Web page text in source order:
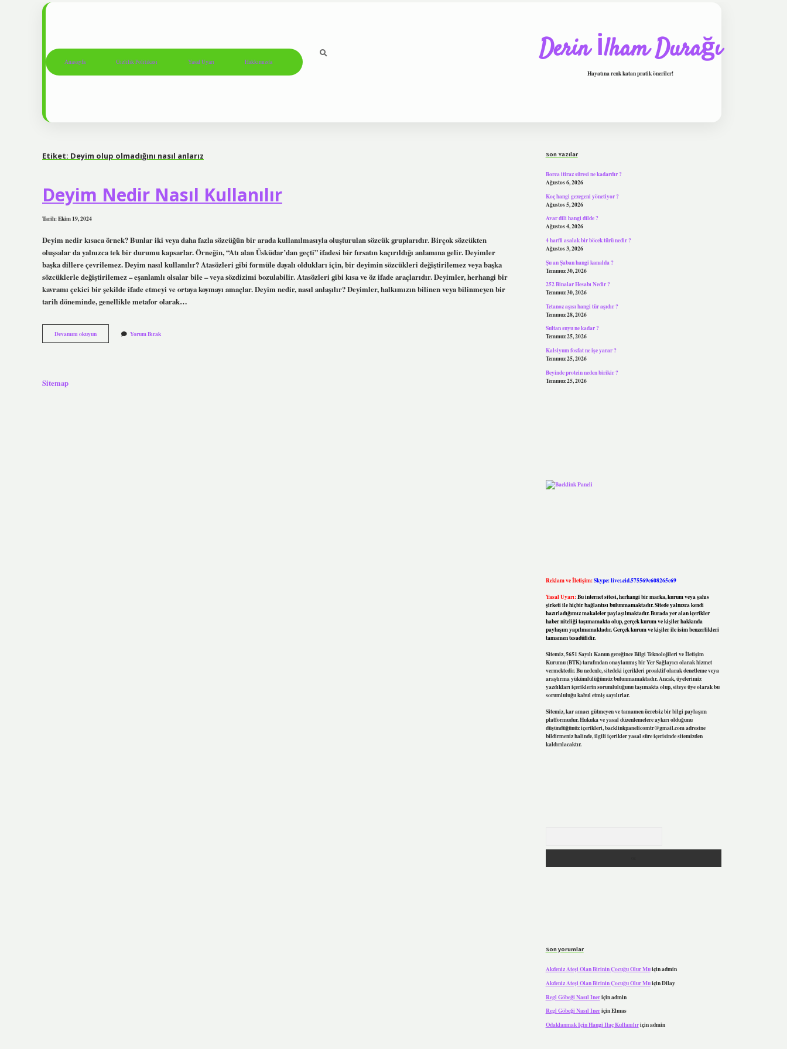
Anasayfa Gizlilik Politikası Yasal Uyarı Hakkımızda Derin İlham Durağı
Hayatına renk katan pratik öneriler!
Etiket: Deyim olup olmadığını nasıl anlarız
Deyim Nedir Nasıl Kullanılır
Tarih: Ekim 19, 2024
Deyim nedir kısaca örnek? Bunlar iki veya daha fazla sözcüğün bir arada kullanılmasıyla oluşturulan sözcük gruplarıdır. Birçok sözcükten
oluşsalar da yalnızca tek bir durumu kapsarlar. Örneğin, “Atı alan Üsküdar’dan geçti” ifadesi bir fırsatın kaçırıldığı anlamına gelir. Deyimler
başka dillere çevrilemez. Deyim nasıl kullanılır? Atasözleri gibi formüle dayalı oldukları için, bir deyimin sözcükleri değiştirilemez veya başka
sözcüklerle değiştirilemez – eşanlamlı olsalar bile – veya sözdizimi bozulabilir. Atasözleri gibi kısa ve öz ifade araçlarıdır. Deyimler, herhangi bir
kavramı çekici bir şekilde ifade etmeyi ve ortaya koymayı amaçlar. Deyim nedir, nasıl anlaşılır? Deyimler, halkımızın bilinen veya bilinmeyen bir
tarih döneminde, genellikle metafor olarak…
Devamını okuyunDeyim
Nedir
Yorum Bırak
Sitemap
Son Yazılar
Borca itiraz süresi ne kadardır ?
Ağustos 6, 2026
Koç hangi gezegeni yönetiyor ?
Ağustos 5, 2026
Avar dili hangi dilde ?
Ağustos 4, 2026
4 harfli asalak bir böcek türü nedir ?
Ağustos 3, 2026
Şu an Şaban hangi kanalda ?
Temmuz 30, 2026
252 Binalar Hesabı Nedir ?
Temmuz 30, 2026
Tetanoz aşısı hangi tür aşıdır ?
Temmuz 28, 2026
Sultan suyu ne kadar ?
Temmuz 25, 2026
Kalsiyum fosfat ne işe yarar ?
Temmuz 25, 2026
Beyinde protein neden birikir ?
Temmuz 25, 2026
Reklam ve İletişim:Skype: live:.cid.575569c608265c69
Yasal Uyarı:Bu internet sitesi, herhangi bir marka, kurum veya şahıs
şirketi ile hiçbir bağlantısı bulunmamaktadır. Sitede yalnızca kendi
hazırladığımız makaleler paylaşılmaktadır. Burada yer alan içerikler
haber niteliği taşımamakta olup, gerçek kurum ve kişiler hakkında
paylaşım yapılmamaktadır. Gerçek kurum ve kişiler ile isim benzerlikleri
tamamen tesadüfidir.
Sitemiz, 5651 Sayılı Kanun gereğince Bilgi Teknolojileri ve İletişim
Kurumu (BTK) tarafından onaylanmış bir Yer Sağlayıcı olarak hizmet
vermektedir. Bu nedenle, sitedeki içerikleri proaktif olarak denetleme veya
araştırma yükümlülüğümüz bulunmamaktadır. Ancak, üyelerimiz
yazdıkları içeriklerin sorumluluğunu taşımakta olup, siteye üye olarak bu
sorumluluğu kabul etmiş sayılırlar.
Sitemiz, kar amacı gütmeyen ve tamamen ücretsiz bir bilgi paylaşım
platformudur. Hukuka ve yasal düzenlemelere aykırı olduğunu
düşündüğünüz içerikleri,backlinkpanelicomtr@gmail.comadresine
bildirmeniz halinde, ilgili içerikler yasal süre içerisinde sitemizden
kaldırılacaktır.
Son yorumlar
Akdeniz Ateşi Olan Birinin Çocuğu Olur Muiçinadmin
Akdeniz Ateşi Olan Birinin Çocuğu Olur MuiçinDilay
Regl Göbeği Nasıl Ineriçinadmin
Regl Göbeği Nasıl IneriçinElmas
Odaklanmak Için Hangi Ilaç Kullanılıriçinadmin